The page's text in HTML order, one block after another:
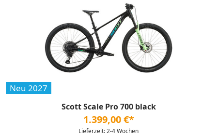
Neu 2027
Scott Scale Pro 700 black
1.399,00 €*
Lieferzeit: 2-4 Wochen